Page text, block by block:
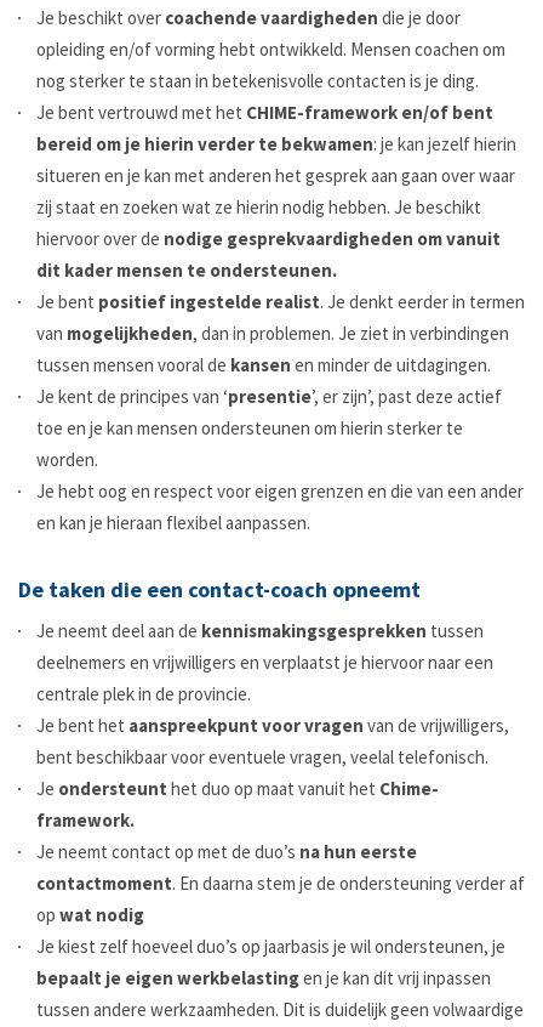
Je beschikt over coachende vaardigheden die je door
opleiding en/of vorming hebt ontwikkeld. Mensen coachen om
nog sterker te staan in betekenisvolle contacten is je ding.
Je bent vertrouwd met het CHIME-framework en/of bent
bereid om je hierin verder te bekwamen: je kan jezelf hierin
situeren en je kan met anderen het gesprek aan gaan over waar
zij staat en zoeken wat ze hierin nodig hebben. Je beschikt
hiervoor over de nodige gesprekvaardigheden om vanuit
dit kader mensen te ondersteunen.
Je bent positief ingestelde realist. Je denkt eerder in termen
van mogelijkheden, dan in problemen. Je ziet in verbindingen
tussen mensen vooral de kansen en minder de uitdagingen.
Je kent de principes van ‘presentie’, er zijn’, past deze actief
toe en je kan mensen ondersteunen om hierin sterker te
worden.
Je hebt oog en respect voor eigen grenzen en die van een ander
en kan je hieraan flexibel aanpassen.
De taken die een contact-coach opneemt
Je neemt deel aan de kennismakingsgesprekken tussen
deelnemers en vrijwilligers en verplaatst je hiervoor naar een
centrale plek in de provincie.
Je bent het aanspreekpunt voor vragen van de vrijwilligers,
bent beschikbaar voor eventuele vragen, veelal telefonisch.
Je ondersteunt het duo op maat vanuit het Chime-
framework.
Je neemt contact op met de duo’s na hun eerste
contactmoment. En daarna stem je de ondersteuning verder af
op wat nodig
Je kiest zelf hoeveel duo’s op jaarbasis je wil ondersteunen, je
bepaalt je eigen werkbelastingen je kan dit vrij inpassen
tussen andere werkzaamheden. Dit is duidelijk geen volwaardige